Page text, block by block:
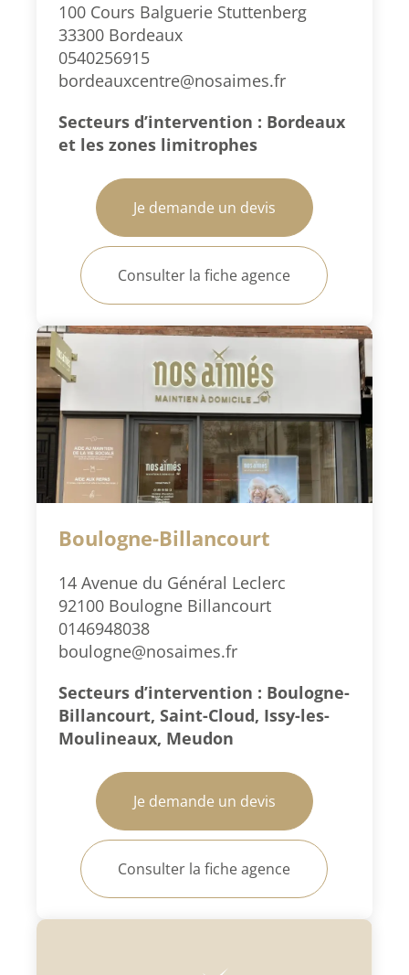
100 Cours Balguerie Stuttenberg
33300 Bordeaux
0540256915
bordeauxcentre@nosaimes.fr
Secteurs d’intervention : Bordeaux
et les zones limitrophes
Je demande un devis
Consulter la fiche agence
Boulogne-Billancourt
14 Avenue du Général Leclerc
92100 Boulogne Billancourt
0146948038
boulogne@nosaimes.fr
Secteurs d’intervention : Boulogne-
Billancourt, Saint-Cloud, Issy-les-
Moulineaux, Meudon
Je demande un devis
Consulter la fiche agence